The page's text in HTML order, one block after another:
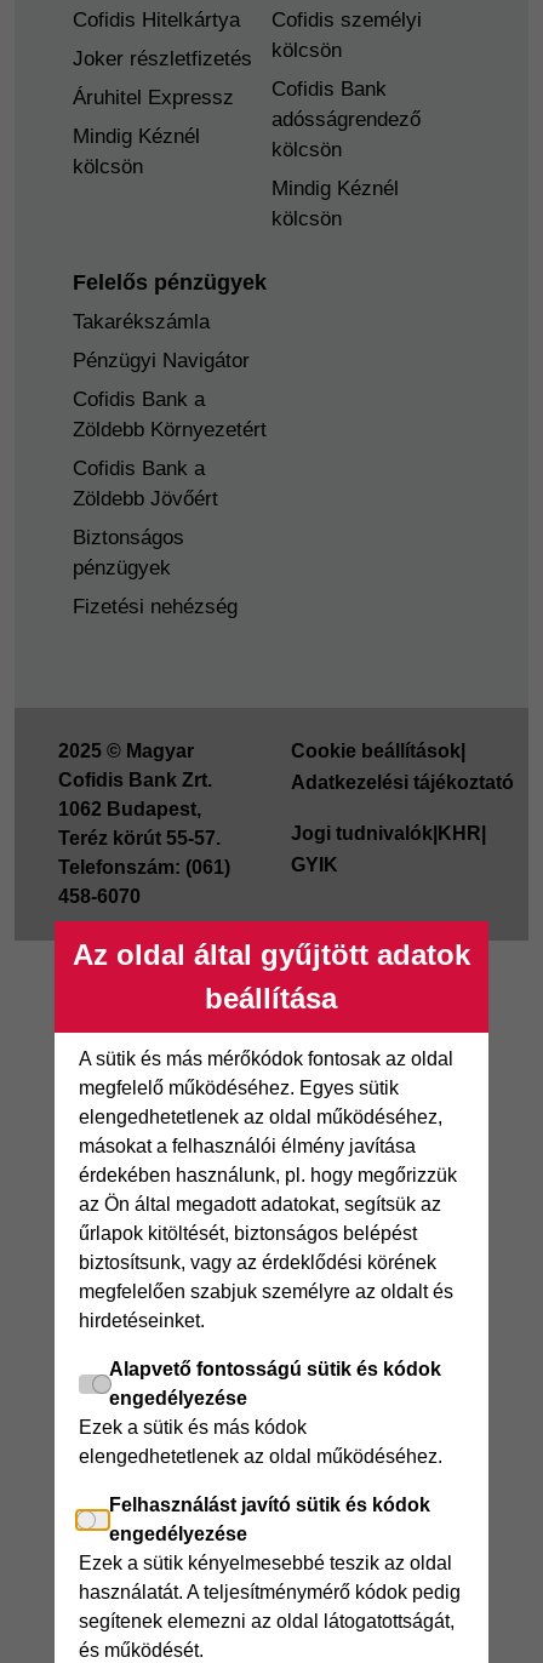
Az oldal által gyűjtött adatok
beállítása
A sütik és más mérőkódok fontosak az oldal
megfelelő működéséhez. Egyes sütik
elengedhetetlenek az oldal működéséhez,
másokat a felhasználói élmény javítása
érdekében használunk, pl. hogy megőrizzük
az Ön által megadott adatokat, segítsük az
űrlapok kitöltését, biztonságos belépést
biztosítsunk, vagy az érdeklődési körének
megfelelően szabjuk személyre az oldalt és
hirdetéseinket.
Alapvető fontosságú sütik és kódok
engedélyezése
Ezek a sütik és más kódok
elengedhetetlenek az oldal működéséhez.
Felhasználást javító sütik és kódok
engedélyezése
Ezek a sütik kényelmesebbé teszik az oldal
használatát. A teljesítménymérő kódok pedig
segítenek elemezni az oldal látogatottságát,
és működését.
Cofidis Hitelkártya
Joker részletfizetés
Áruhitel Expressz
Mindig Kéznél
kölcsön
Cofidis személyi
kölcsön
Cofidis Bank
adósságrendező
kölcsön
Mindig Kéznél
kölcsön
Felelős pénzügyek
Takarékszámla
Pénzügyi Navigátor
Cofidis Bank a
Zöldebb Környezetért
Cofidis Bank a
Zöldebb Jövőért
Biztonságos
pénzügyek
Fizetési nehézség
2025 © Magyar
Cofidis Bank Zrt.
1062 Budapest,
Teréz körút 55-57.
Telefonszám: (061)
458-6070
Cookie beállítások
Adatkezelési tájékoztató
Jogi tudnivalók KHR
GYIK